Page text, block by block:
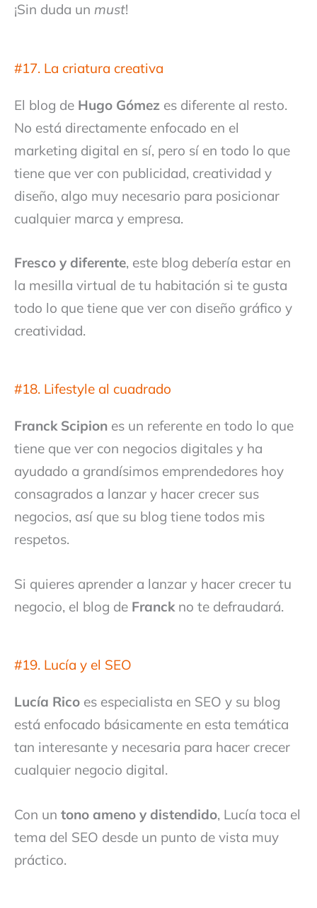
¡Sin duda un must!
#17. La criatura creativa
El blog de Hugo Gómez es diferente al resto.
No está directamente enfocado en el
marketing digital en sí, pero sí en todo lo que
tiene que ver con publicidad, creatividad y
diseño, algo muy necesario para posicionar
cualquier marca y empresa.
Fresco y diferente, este blog debería estar en
la mesilla virtual de tu habitación si te gusta
todo lo que tiene que ver con diseño gráfico y
creatividad.
#18. Lifestyle al cuadrado
Franck Scipion es un referente en todo lo que
tiene que ver con negocios digitales y ha
ayudado a grandísimos emprendedores hoy
consagrados a lanzar y hacer crecer sus
negocios, así que su blog tiene todos mis
respetos.
Si quieres aprender a lanzar y hacer crecer tu
negocio, el blog de Franckno te defraudará.
#19. Lucía y el SEO
Lucía Rico es especialista en SEO y su blog
está enfocado básicamente en esta temática
tan interesante y necesaria para hacer crecer
cualquier negocio digital.
Con un tono ameno y distendido, Lucía toca el
tema del SEO desde un punto de vista muy
práctico.